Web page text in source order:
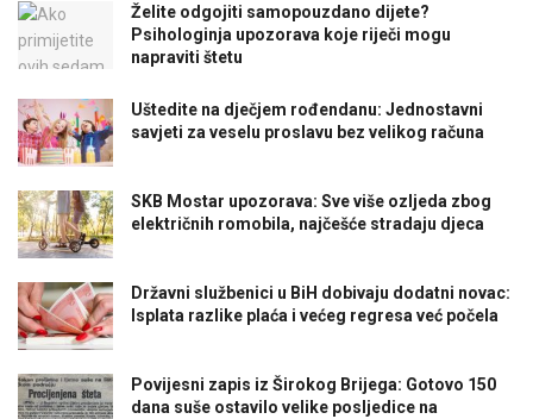
Želite odgojiti samopouzdano dijete?
Psihologinja upozorava koje riječi mogu
napraviti štetu
Uštedite na dječjem rođendanu: Jednostavni
savjeti za veselu proslavu bez velikog računa
SKB Mostar upozorava: Sve više ozljeda zbog
električnih romobila, najčešće stradaju djeca
Državni službenici u BiH dobivaju dodatni novac:
Isplata razlike plaća i većeg regresa već počela
Povijesni zapis iz Širokog Brijega: Gotovo 150
dana suše ostavilo velike posljedice na